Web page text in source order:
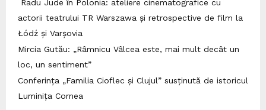
Radu Jude în Polonia: ateliere cinematografice cu
actorii teatrului TR Warszawa și retrospective de film la
Łódź și Varșovia
Mircia Gutău: „Râmnicu Vâlcea este, mai mult decât un
loc, un sentiment”
Conferința „Familia Cioflec și Clujul” susținută de istoricul
Luminița Cornea